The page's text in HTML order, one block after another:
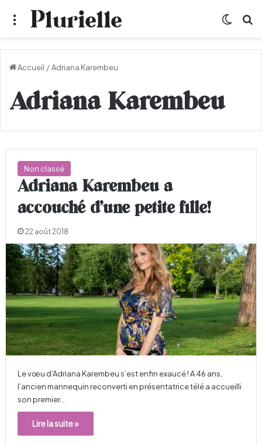
Menu
Accueil /Adriana Karembeu
Adriana Karembeu
Non classé
Adriana Karembeu a
accouché d’une petite fille!
22 août 2018
Le vœu d’Adriana Karembeu s’est enfin exaucé ! A 46 ans,
l’ancien mannequin reconverti en présentatrice télé a accueilli
son premier…
Lire la suite »